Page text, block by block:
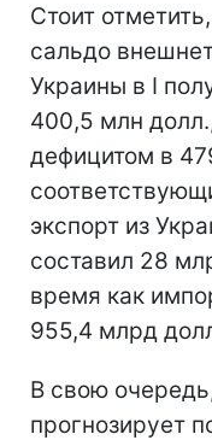
Стоит
сальдо
Украины в I
400,5 млн
дефицитом в
экспорт из
составил 28
время как
955,4 млрд
В свою
прогнозирует